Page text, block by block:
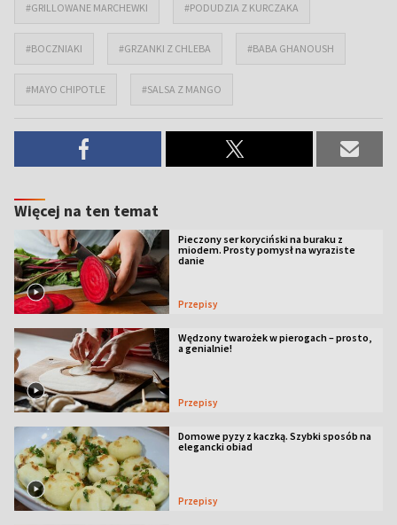
#GRILLOWANE MARCHEWKI #PODUDZIA Z KURCZAKA
#BOCZNIAKI #GRZANKI Z CHLEBA #BABA GHANOUSH
#MAYO CHIPOTLE #SALSA Z MANGO
Więcej na ten temat
Pieczony ser koryciński na buraku z
miodem. Prosty pomysł na wyraziste
danie
Przepisy
Wędzony twarożek w pierogach – prosto,
a genialnie!
Przepisy
Domowe pyzy z kaczką. Szybki sposób na
elegancki obiad
Przepisy